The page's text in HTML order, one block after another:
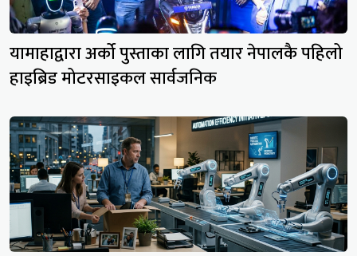
यामाहाद्वारा अर्को पुस्ताका लागि तयार नेपालकै पहिलो
हाइब्रिड मोटरसाइकल सार्वजनिक